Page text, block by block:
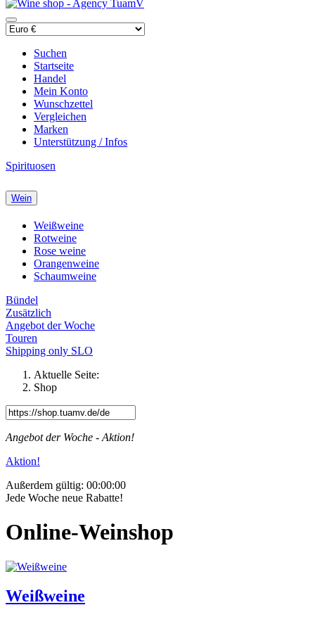
Suchen
Startseite
Handel
Mein Konto
Wunschzettel
Vergleichen
Marken
Unterstützung / Infos
Spirituosen
Wein
Weißweine
Rotweine
Rose weine
Orangenweine
Schaumweine
Bündel
Zusätzlich
Angebot der Woche
Touren
Shipping only SLO
Aktuelle Seite:
Shop
Angebot der Woche - Aktion!
Aktion!
Außerdem gültig: 00:00:00
Jede Woche neue Rabatte!
Online-Weinshop
Weißweine